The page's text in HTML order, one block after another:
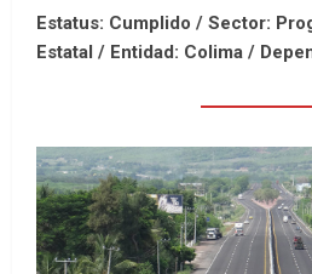
Estatus: Cumplido / Sector:
Estatal / Entidad: Colima /